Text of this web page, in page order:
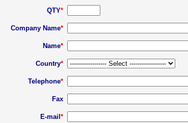
QTY*
Company Name*
Name*
Country*
Telephone*
Fax
E-mail *